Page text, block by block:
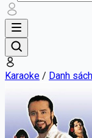
Karaoke / Danh